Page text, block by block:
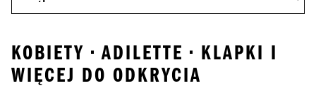
KOBIETY • ADILETTE • KLAPKI I
WIĘCEJ DO ODKRYCIA